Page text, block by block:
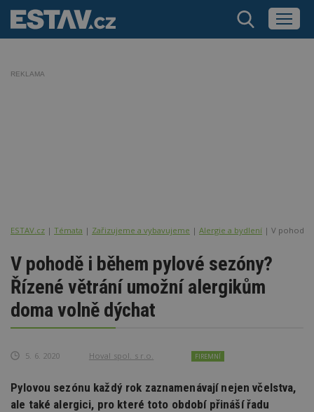
REKLAMA
ESTAV.cz Témata Zařizujeme a vybavujeme Alergie a bydlení V pohodě
V pohodě i během pylové sezóny?
Řízené větrání umožní alergikům
doma volně dýchat
5. 6. 2020 Hoval spol. s r.o. FIREMNÍ
Pylovou sezónu každý rok zaznamenávají nejen včelstva,
ale také alergici, pro které toto období přináší řadu